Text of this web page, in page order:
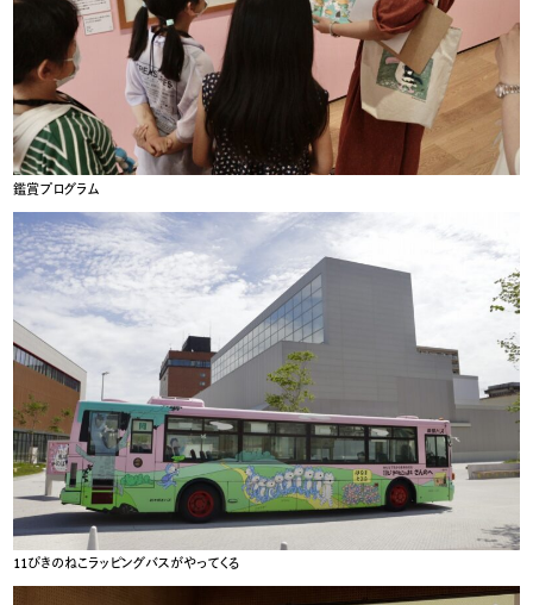
鑑賞プログラム
11ぴきのねこラッピングバスがやってくる